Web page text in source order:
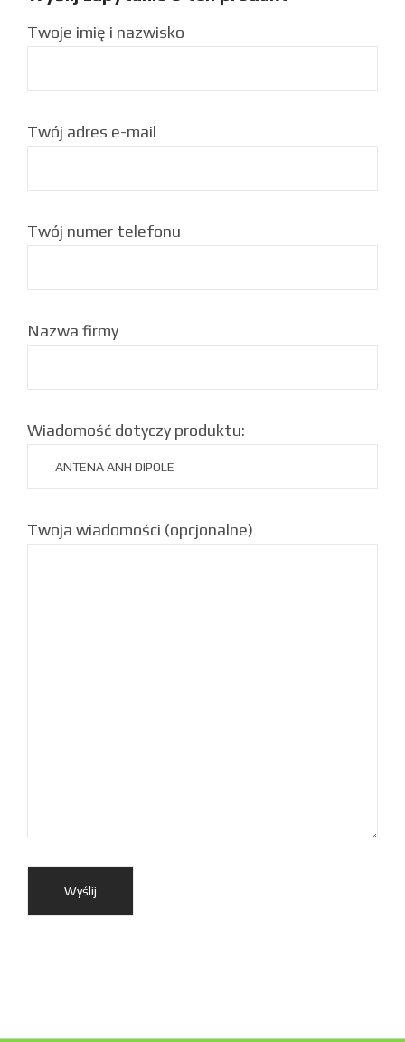
Twoje imię i nazwisko
Twój adres e-mail
Twój numer telefonu
Nazwa firmy
Wiadomość dotyczy produktu:
Twoja wiadomości (opcjonalne)